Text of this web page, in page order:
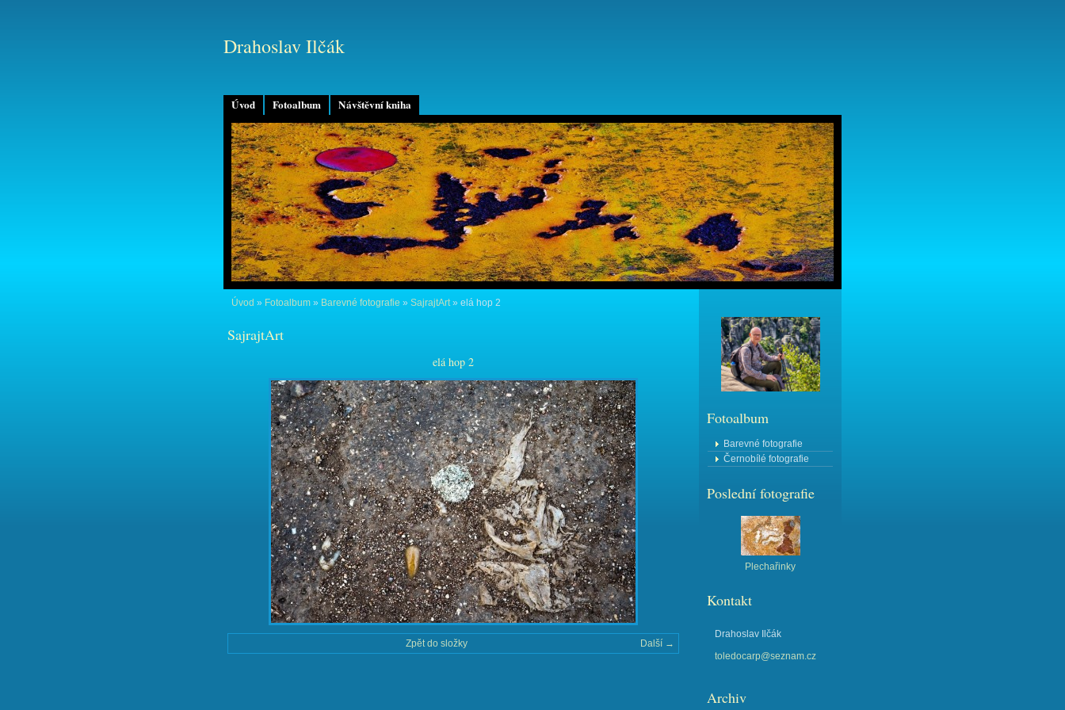
Úvod Fotoalbum Návštěvní kniha
Drahoslav Ilčák
Úvod » Fotoalbum » Barevné fotografie » SajrajtArt» elá hop 2
SajrajtArt
elá hop 2
Další →
Zpět do složky
Fotoalbum
Barevné fotografie
Černobílé fotografie
Poslední fotografie
Plechařinky
Kontakt
Drahoslav Ilčák
toledocarp@seznam.cz
Archiv